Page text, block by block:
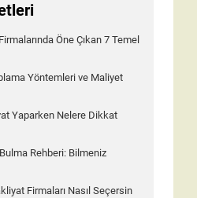
Öne Çıkan 7 Temel
Yöntemleri ve Maliyet
Yaparken Nelere Dikkat
Rehberi: Bilmeniz
Firmaları Nasıl Seçersin